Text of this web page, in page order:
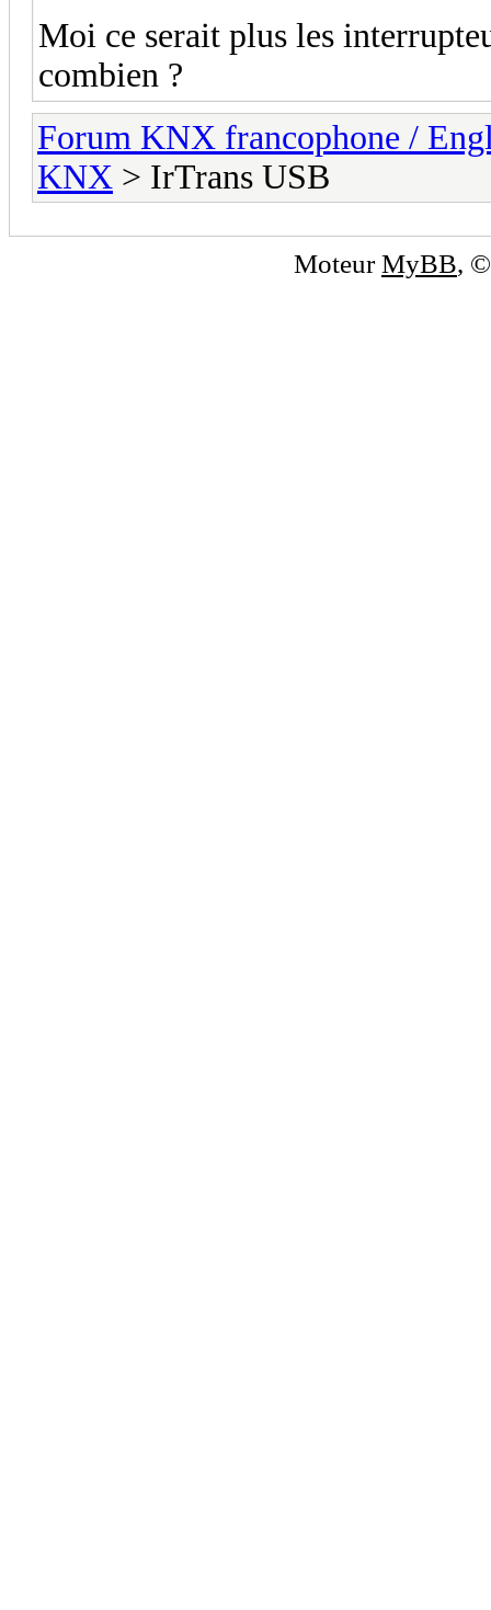
Moi ce serait plus les
combien ?
Forum KNX francophone /
KNX > IrTrans USB
MoteurMyBB,